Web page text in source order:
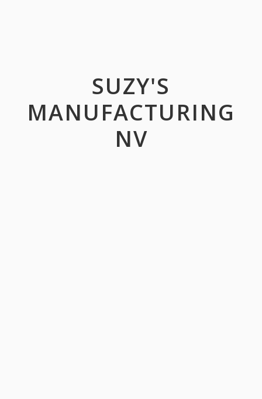
SUZY'S
MANUFACTURING
NV